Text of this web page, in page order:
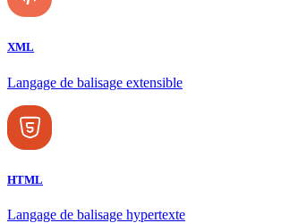
XML
Langage de balisage extensible
HTML
Langage de balisage hypertexte